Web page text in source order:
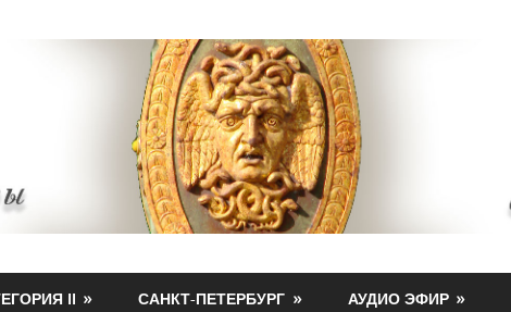
II САНКТ-ПЕТЕРБУРГ АУДИО ЭФИР